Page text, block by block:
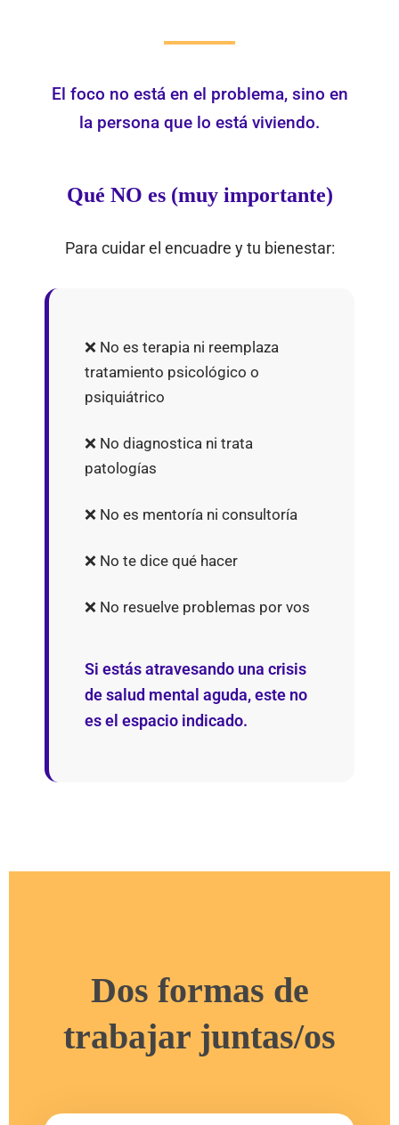
El foco no está en el problema, sino en
la persona que lo está viviendo.
Qué NO es (muy importante)
Para cuidar el encuadre y tu bienestar:
❌ No es terapia ni reemplaza
tratamiento psicológico o
psiquiátrico
❌ No diagnostica ni trata
patologías
❌ No es mentoría ni consultoría
❌ No te dice qué hacer
❌ No resuelve problemas por vos
Si estás atravesando una crisis
de salud mental aguda, este no
es el espacio indicado.
Dos formas de
trabajar juntas/os